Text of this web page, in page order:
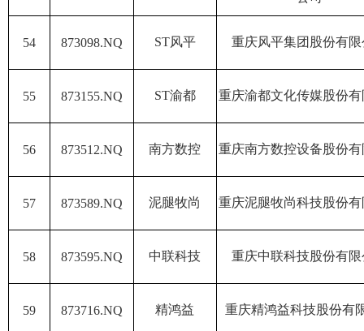
54 873098.NQ ST风平 重庆风平集团股份有
55 873155.NQ ST渝都 重庆渝都文化传媒股份
56 873512.NQ 南方数控 重庆南方数控设备股份
57 873589.NQ 泥腿牧尚 重庆泥腿牧尚科技股份
58 873595.NQ 中联科技 重庆中联科技股份有
59 873716.NQ 精鸿益 重庆精鸿益科技股份有